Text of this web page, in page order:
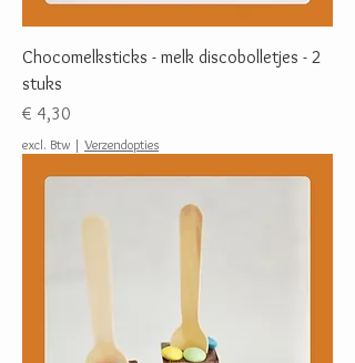
Chocomelksticks - melk discobolletjes - 2
stuks
Prijs
€ 4,30
excl. Btw | Verzendopties